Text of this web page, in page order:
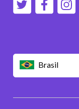
Brasil